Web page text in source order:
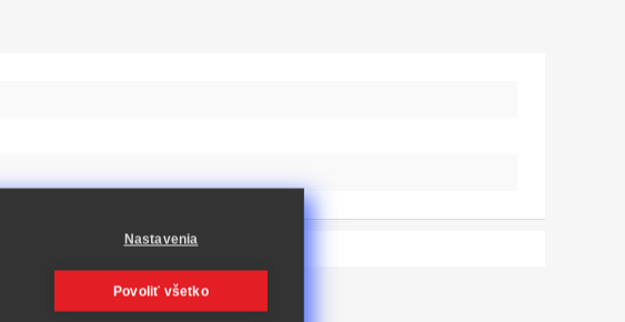
Nastavenia
Povoliť všetko